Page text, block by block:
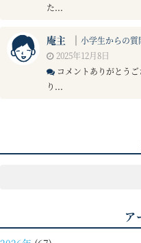
た...
庵主 ｜ 小学生からの質
2025年12月8日
コメントありがとう
り...
ア